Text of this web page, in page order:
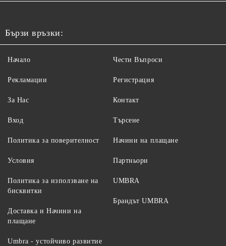
Бързи връзки:
Начало
Рекламации
За Нас
Вход
Чести Въпроси
Регистрация
Контакт
Търсене
Политика за поверителност
Условия
Политика за използване на
бисквитки
Доставка и Начини на
плащане
Начини на плащане
Партньори
UMBRA
Брандът UMBRA
Umbra - устойчиво развитие